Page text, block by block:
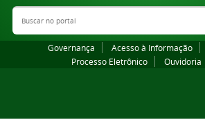
Buscar no portal
Governança Acesso à Informação
Processo Eletrônico
Ouvidoria